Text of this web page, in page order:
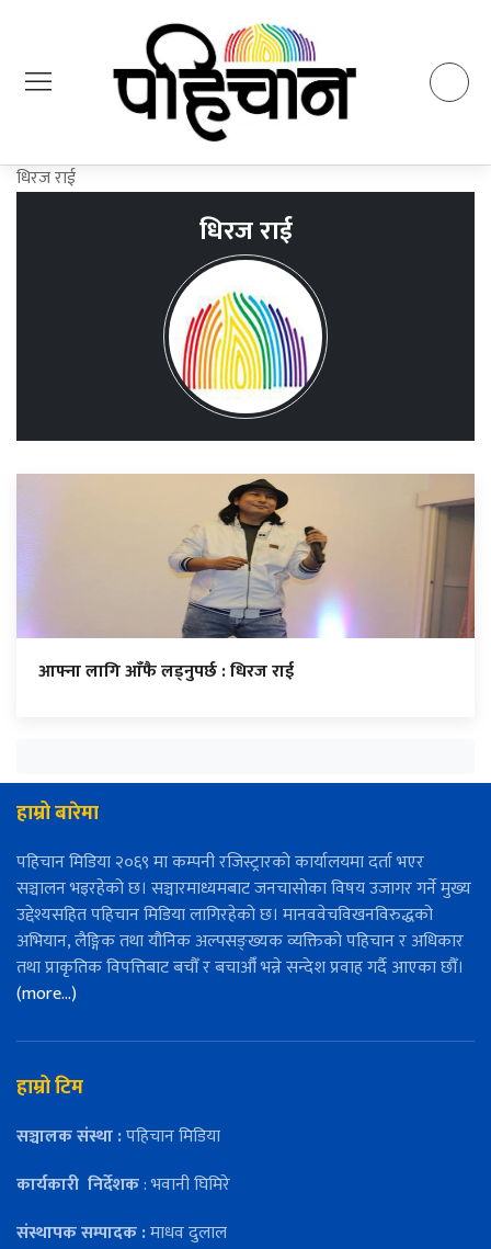
धिरज राई
धिरज राई
आफ्ना लागि आँफै लड्नुपर्छ : धिरज राई
हाम्रो बारेमा
पहिचान मिडिया २०६९ मा कम्पनी रजिस्ट्रारको कार्यालयमा दर्ता भएर
सञ्चालन भइरहेको छ। सञ्चारमाध्यमबाट जनचासोका विषय उजागर गर्ने मुख्य
उद्देश्यसहित पहिचान मिडिया लागिरहेको छ। मानववेचविखनविरुद्धको
अभियान, लैङ्गिक तथा यौनिक अल्पसङ्ख्यक व्यक्तिको पहिचान र अधिकार
तथा प्राकृतिक विपत्तिबाट बचौँ र बचाऔँ भन्ने सन्देश प्रवाह गर्दै आएका छौँ।
(more…)
हाम्रो टिम
सञ्चालक संस्था :पहिचान मिडिया
कार्यकारी निर्देशक: भवानी घिमिरे
संस्थापक सम्पादक :माधव दुलाल